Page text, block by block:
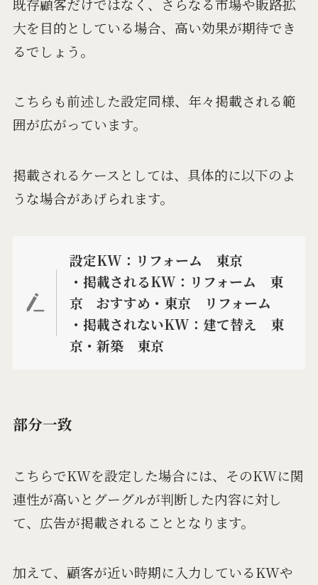
大を目的としている場合、高い効果が期待でき
るでしょう。
こちらも前述した設定同様、年々掲載される範
囲が広がっています。
掲載されるケースとしては、具体的に以下のよ
うな場合があげられます。
設定KW：リフォーム 東京
・掲載されるKW：リフォーム 東
京 おすすめ・東京 リフォーム
・掲載されないKW：建て替え 東
京・新築 東京
部分一致
こちらでKWを設定した場合には、そのKWに関
連性が高いとグーグルが判断した内容に対し
て、広告が掲載されることとなります。
加えて、顧客が近い時期に入力しているKWや